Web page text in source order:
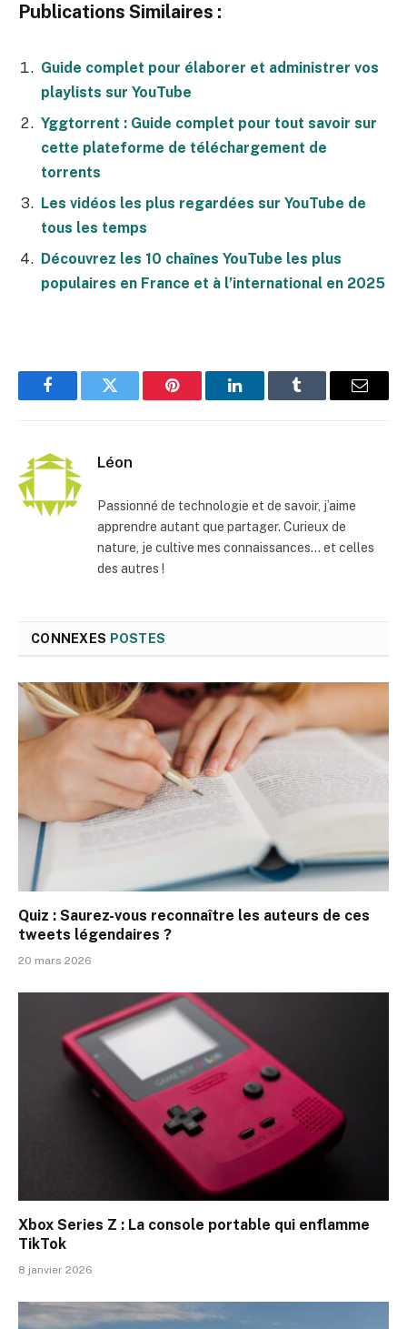
Publications Similaires :
Guide complet pour élaborer et administrer vos
playlists sur YouTube
Yggtorrent : Guide complet pour tout savoir sur
cette plateforme de téléchargement de
torrents
Les vidéos les plus regardées sur YouTube de
tous les temps
Découvrez les 10 chaînes YouTube les plus
populaires en France et à l’international en 2025
FacebookTwitter Pinterest LinkedInTumblr
E-
Léon
Passionné de technologie et de savoir, j’aime
apprendre autant que partager. Curieux de
nature, je cultive mes connaissances… et celles
des autres !
CONNEXES POSTES
Quiz : Saurez-vous reconnaître les auteurs de ces
tweets légendaires ?
20 mars 2026
Xbox Series Z : La console portable qui enflamme
TikTok
8 janvier 2026